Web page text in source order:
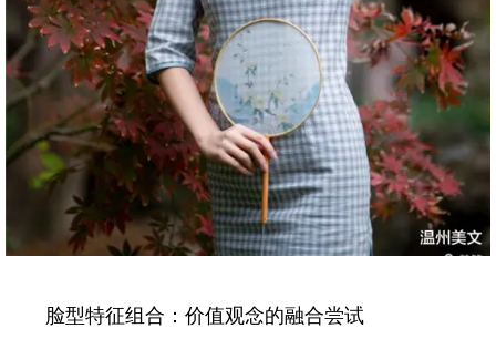
脸型特征组合：价值观念的融合尝试